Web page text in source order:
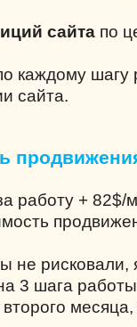
сайта по
каждому
сайта.
работу + 82$/
не рисковали,
3 шага